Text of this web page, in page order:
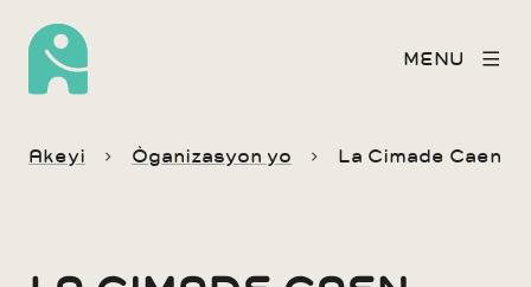
MENU
Akeyi Òganizasyon yo La Cimade Caen